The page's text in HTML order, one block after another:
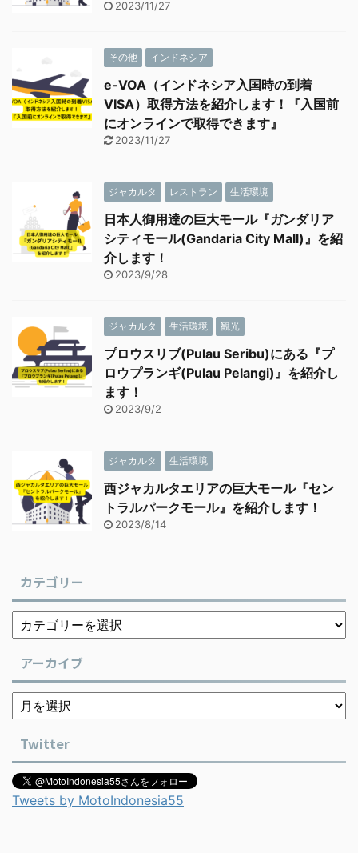
2023/11/27
その他 インドネシア
e-VOA（インドネシア入国時の到着
VISA）取得方法を紹介します！『入国前
にオンラインで取得できます』
2023/11/27
ジャカルタ レストラン 生活環境
日本人御用達の巨大モール『ガンダリア
シティモール(Gandaria City Mall)』を紹
介します！
2023/9/28
ジャカルタ 生活環境 観光
プロウスリブ(Pulau Seribu)にある『プ
ロウプランギ(Pulau Pelangi)』を紹介し
ます！
2023/9/2
ジャカルタ 生活環境
西ジャカルタエリアの巨大モール『セン
トラルパークモール』を紹介します！
2023/8/14
カテゴリー
アーカイブ
Twitter
Tweets by MotoIndonesia55